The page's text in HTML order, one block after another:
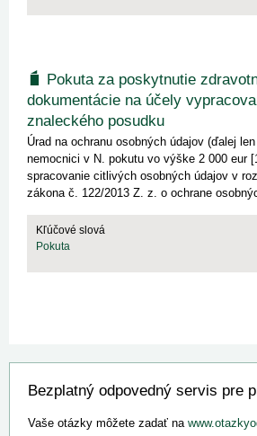
Pokuta za poskytnutie
dokumentácie na účely
znaleckého posudku
Úrad na ochranu osobných údajov (ďalej len
nemocnici v N. pokutu vo výške 2 000 eur
spracovanie citlivých osobných údajov v
zákona č. 122/2013 Z. z. o ochrane
Kľúčové slová
Pokuta
Bezplatný odpovedný servis pre
Vaše otázky môžete zadať na